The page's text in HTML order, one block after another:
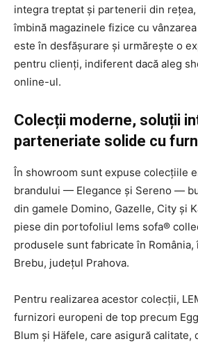
integra treptat și partenerii din
îmbină magazinele fizice cu
este în desfășurare și urmărește o
pentru clienți, indiferent dacă aleg
online-ul.
Colecții moderne, soluții
parteneriate solide cu
În showroom sunt expuse colecțiile
brandului — Elegance și Sereno —
din gamele Domino, Gazelle, City și
piese din portofoliul lems sofa®
produsele sunt fabricate în România,
Brebu, județul Prahova.
Pentru realizarea acestor colecții,
furnizori europeni de top precum
Blum și Häfele, care asigură calitate,